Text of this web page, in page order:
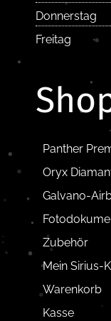
Donnerstag
Freitag
Panther
Oryx
Galvano-
Zubehör
Mein Sirius-
Warenkorb
Kasse